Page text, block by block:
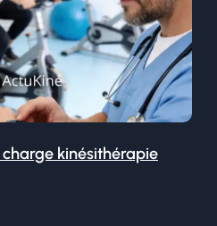
charge kinésithérapie